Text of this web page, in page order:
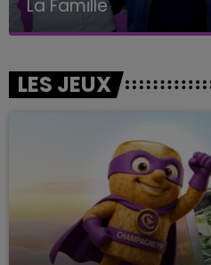
La Famille
LES JEUX